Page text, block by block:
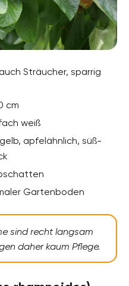
Sträucher, sparrig
cm
weiß
apfelähnlich, süß-
Gartenboden
sind recht langsam
daher kaum Pflege.